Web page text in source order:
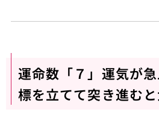
運命数「７」運気が
標を立てて突き進む